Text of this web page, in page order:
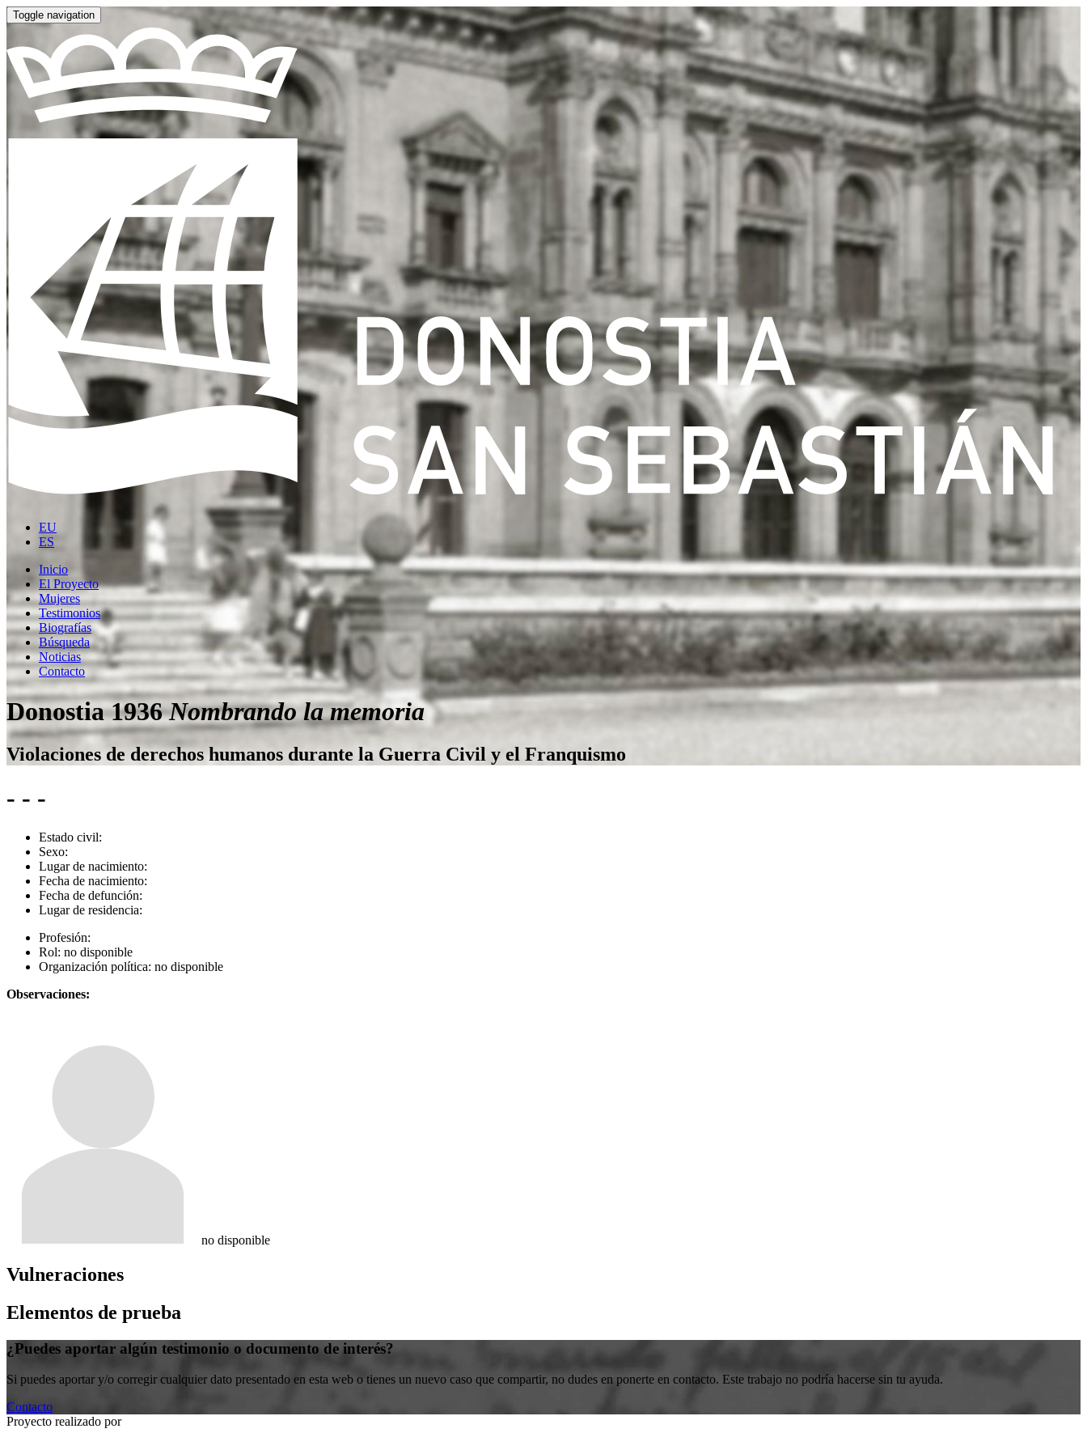
Toggle navigation
EU
ES
Inicio
El Proyecto
Mujeres
Testimonios
Biografías
Búsqueda
Noticias
Contacto
Donostia 1936Nombrando la memoria
Violaciones de derechos humanos durante la Guerra Civil y el Franquismo
- - -
Estado civil:
Sexo:
Lugar de nacimiento:
Fecha de nacimiento:
Fecha de defunción:
Lugar de residencia:
Profesión:
Rol: no disponible
Organización política: no disponible
Observaciones:
no disponible
Vulneraciones
Elementos de prueba
¿Puedes aportar algún testimonio o documento de interés?
Si puedes aportar y/o corregir cualquier dato presentado en esta web o tienes un nuevo caso que compartir, no dudes en ponerte en contacto. Este trabajo no podría hacerse sin tu ayuda.
Contacto
Proyecto realizado por